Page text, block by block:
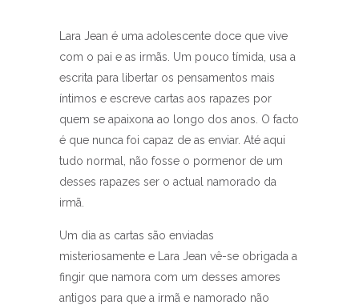
Lara Jean é uma adolescente doce que vive
com o pai e as irmãs. Um pouco tímida, usa a
escrita para libertar os pensamentos mais
íntimos e escreve cartas aos rapazes por
quem se apaixona ao longo dos anos. O facto
é que nunca foi capaz de as enviar. Até aqui
tudo normal, não fosse o pormenor de um
desses rapazes ser o actual namorado da
irmã.
Um dia as cartas são enviadas
misteriosamente e Lara Jean vê-se obrigada a
fingir que namora com um desses amores
antigos para que a irmã e namorado não